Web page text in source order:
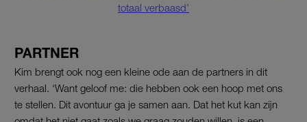
totaal verbaasd’
PARTNER
Kim brengt ook nog een kleine ode aan de partners in dit
verhaal. ‘Want geloof me: die hebben ook een hoop met ons
te stellen. Dit avontuur ga je samen aan. Dat het kut kan zijn